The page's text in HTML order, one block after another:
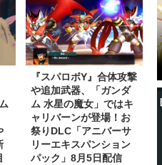
『スパロボY』合体攻撃
や追加武器、「ガンダ
ム 水星の魔女」ではキ
ャリバーンが登場！お
祭りDLC「アニバーサ
リーエキスパンション
パック」8月5日配信